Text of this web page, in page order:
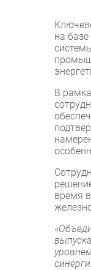
на
В
время
«